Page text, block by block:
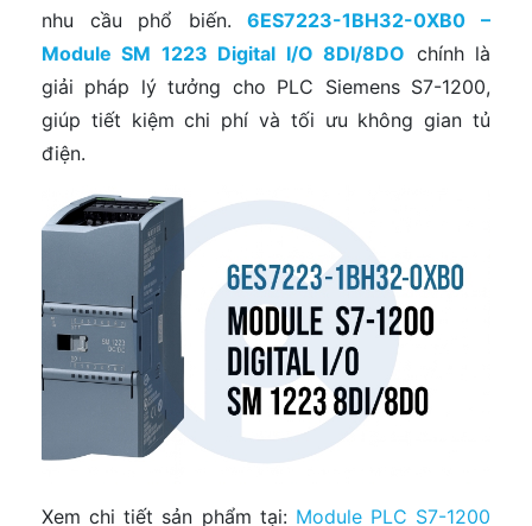
nhu cầu phổ biến.6ES7223-1BH32-0XB0 –
Module SM 1223 Digital I/O 8DI/8DO chính là
giải pháp lý tưởng cho PLC Siemens S7-1200,
giúp tiết kiệm chi phí và tối ưu không gian tủ
điện.
Xem chi tiết sản phẩm tại: Module PLC S7-1200